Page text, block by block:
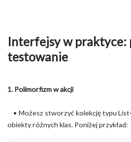
Interfejsy w praktyce:
testowanie
1. Polimorfizm w akcji
• Możesz stworzyć kolekcję typu
obiekty różnych klas. Poniżej przykład: